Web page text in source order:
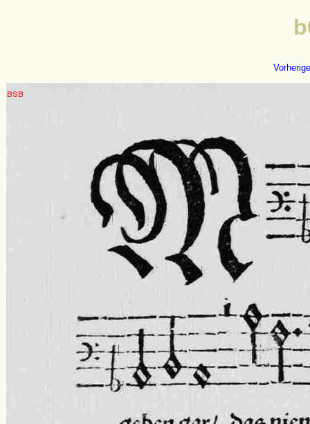
Vorherige